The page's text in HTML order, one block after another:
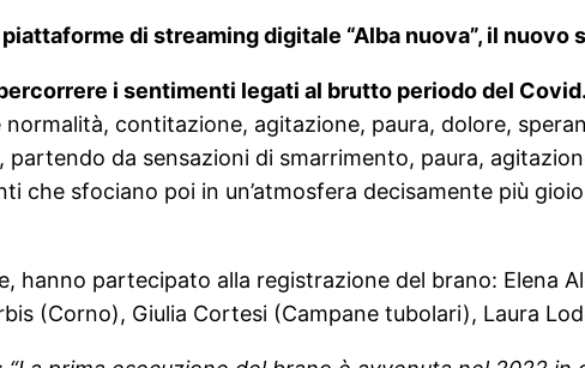
di streaming digitale “Alba nuova”, il nuovo
i sentimenti legati al brutto periodo del Covid.
contitazione, agitazione, paura, dolore,
partendo da sensazioni di smarrimento, paura,
che sfociano poi in un’atmosfera decisamente più
hanno partecipato alla registrazione del brano: Elena
(Corno), Giulia Cortesi (Campane tubolari), Laura